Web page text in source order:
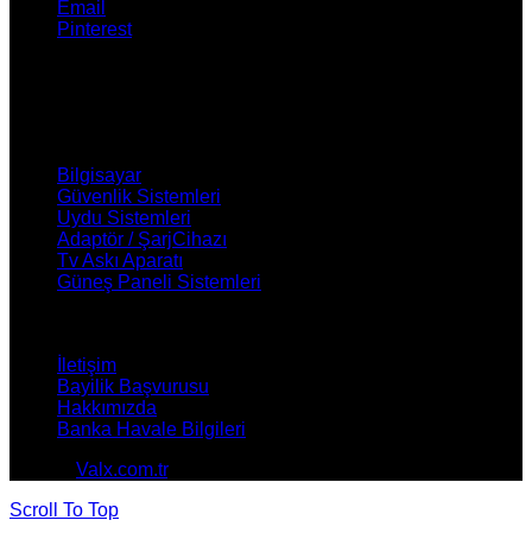
Email
Pinterest
Bilgisayar
Güvenlik Sistemleri
Uydu Sistemleri
Adaptör / ŞarjCihazı
Tv Askı Aparatı
Güneş Paneli Sistemleri
İletişim
Bayilik Başvurusu
Hakkımızda
Banka Havale Bilgileri
Valx.com.tr. All rights reserved
Scroll To Top